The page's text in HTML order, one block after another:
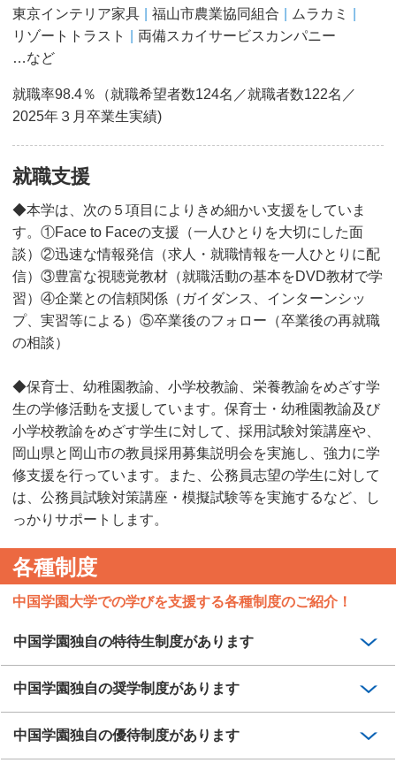
東京インテリア家具
福山市農業協同組合
ムラカミ
リゾートトラスト
両備スカイサービスカンパニー
…など
就職率98.4％（就職希望者数124名／就職者数122名／
2025年３月卒業生実績)
就職支援
◆本学は、次の５項目によりきめ細かい支援をしていま
す。①Face to Faceの支援（一人ひとりを大切にした面
談）②迅速な情報発信（求人・就職情報を一人ひとりに配
信）③豊富な視聴覚教材（就職活動の基本をDVD教材で学
習）④企業との信頼関係（ガイダンス、インターンシッ
プ、実習等による）⑤卒業後のフォロー（卒業後の再就職
の相談）
◆保育士、幼稚園教諭、小学校教諭、栄養教諭をめざす学
生の学修活動を支援しています。保育士・幼稚園教諭及び
小学校教諭をめざす学生に対して、採用試験対策講座や、
岡山県と岡山市の教員採用募集説明会を実施し、強力に学
修支援を行っています。また、公務員志望の学生に対して
は、公務員試験対策講座・模擬試験等を実施するなど、し
っかりサポートします。
各種制度
中国学園大学での学びを支援する各種制度のご紹介！
中国学園独自の特待生制度があります
中国学園独自の奨学制度があります
中国学園独自の優待制度があります